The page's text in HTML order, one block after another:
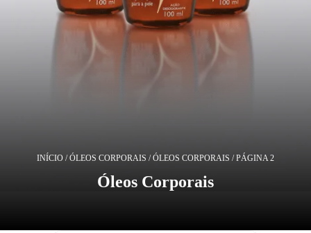
INÍCIO /ÓLEOS CORPORAIS /ÓLEOS CORPORAIS / PÁGINA 2
Óleos Corporais